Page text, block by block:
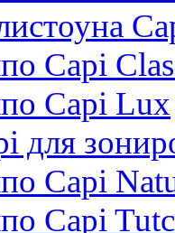
Capi
Capi Lux
для
Capi
Capi